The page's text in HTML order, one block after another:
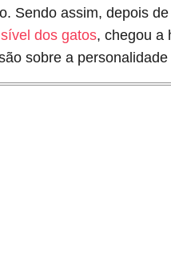
Sendo assim, depois
dos gatos, chegou a
sobre a